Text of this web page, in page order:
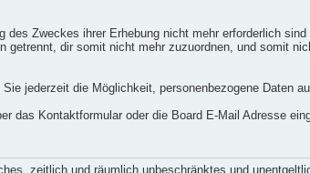
Zweckes ihrer Erhebung nicht mehr erforderlich
dir somit nicht mehr zuzuordnen, und somit
jederzeit die Möglichkeit, personenbezogene Daten
das Kontaktformular oder die Board E-Mail Adresse
zeitlich und räumlich unbeschränktes und